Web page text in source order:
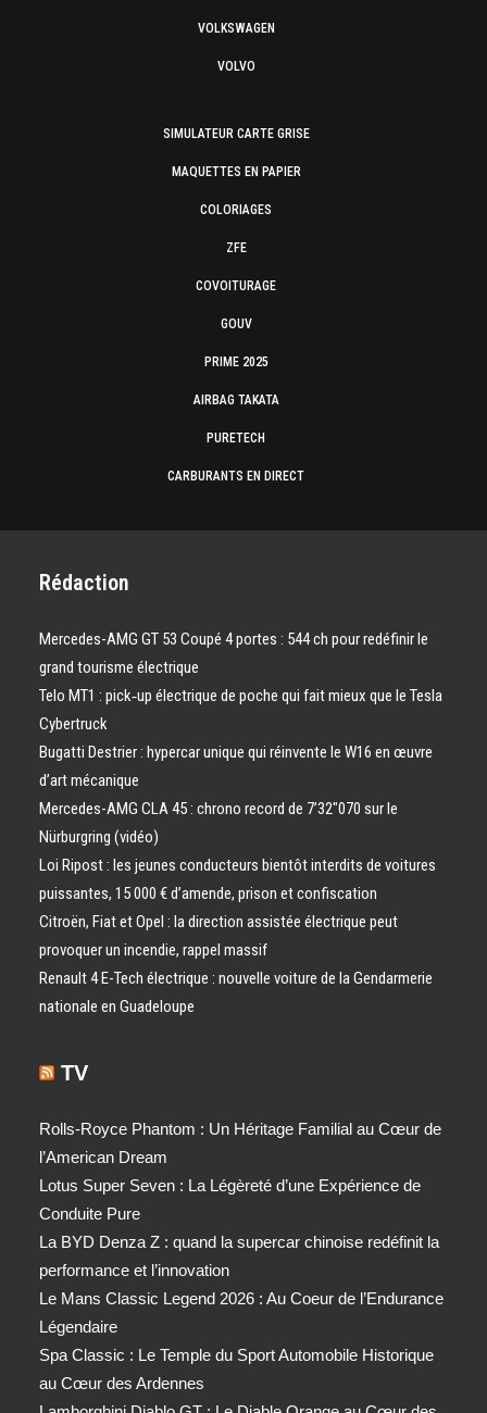
VOLKSWAGEN
VOLVO
SIMULATEUR CARTE GRISE
MAQUETTES EN PAPIER
COLORIAGES
ZFE
COVOITURAGE
GOUV
PRIME 2025
AIRBAG TAKATA
PURETECH
CARBURANTS EN DIRECT
Rédaction
Mercedes-AMG GT 53 Coupé 4 portes : 544 ch pour redéfinir le
grand tourisme électrique
Telo MT1 : pick‑up électrique de poche qui fait mieux que le Tesla
Cybertruck
Bugatti Destrier : hypercar unique qui réinvente le W16 en œuvre
d’art mécanique
Mercedes-AMG CLA 45 : chrono record de 7’32″070 sur le
Nürburgring (vidéo)
Loi Ripost : les jeunes conducteurs bientôt interdits de voitures
puissantes, 15 000 € d’amende, prison et confiscation
Citroën, Fiat et Opel : la direction assistée électrique peut
provoquer un incendie, rappel massif
Renault 4 E-Tech électrique : nouvelle voiture de la Gendarmerie
nationale en Guadeloupe
TV
Rolls-Royce Phantom : Un Héritage Familial au Cœur de
l’American Dream
Lotus Super Seven : La Légèreté d’une Expérience de
Conduite Pure
La BYD Denza Z : quand la supercar chinoise redéfinit la
performance et l’innovation
Le Mans Classic Legend 2026 : Au Coeur de l’Endurance
Légendaire
Spa Classic : Le Temple du Sport Automobile Historique
au Cœur des Ardennes